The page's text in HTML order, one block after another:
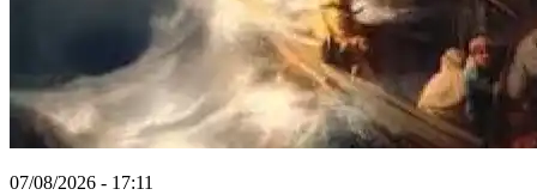
07/08/2026 - 17:11